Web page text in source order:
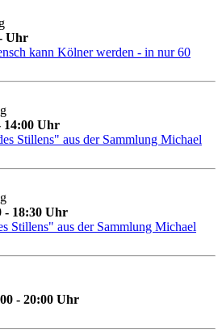
Uhr
kann Kölner werden - in nur 60
14:00 Uhr
Stillens" aus der Sammlung Michael
- 18:30 Uhr
Stillens" aus der Sammlung Michael
- 20:00 Uhr